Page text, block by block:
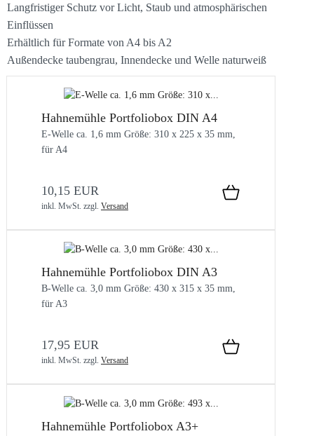
Langfristiger Schutz vor Licht, Staub und atmosphärischen
Einflüssen
Erhältlich für Formate von A4 bis A2
Außendecke taubengrau, Innendecke und Welle naturweiß
Hahnemühle Portfoliobox DIN A4
E-Welle ca. 1,6 mm Größe: 310 x 225 x 35 mm,
für A4
10,15 EUR
inkl. MwSt. zzgl. Versand
Hahnemühle Portfoliobox DIN A3
B-Welle ca. 3,0 mm Größe: 430 x 315 x 35 mm,
für A3
17,95 EUR
inkl. MwSt. zzgl. Versand
Hahnemühle Portfoliobox A3+